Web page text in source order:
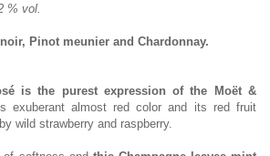
% vol.
Pinot meunier and Chardonnay.
is the purest expression of the Moët &
exuberant almost red color and its red fruit
wild strawberry and raspberry.